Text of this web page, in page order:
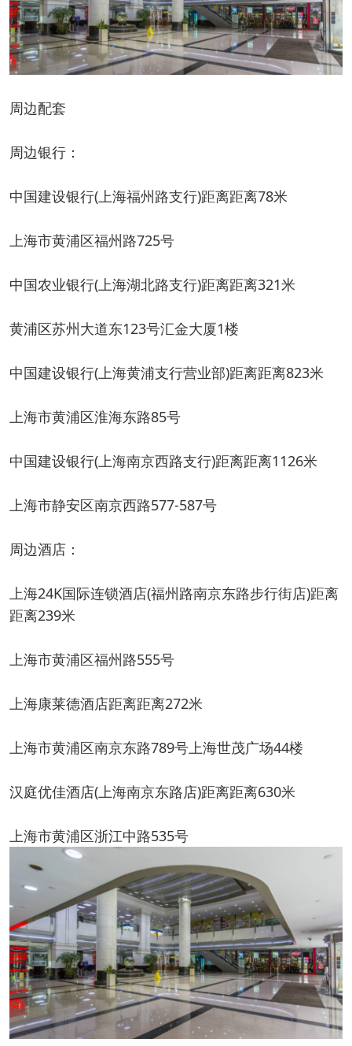
周边配套
周边银行：
中国建设银行(上海福州路支行)距离距离78米
上海市黄浦区福州路725号
中国农业银行(上海湖北路支行)距离距离321米
黄浦区苏州大道东123号汇金大厦1楼
中国建设银行(上海黄浦支行营业部)距离距离823米
上海市黄浦区淮海东路85号
中国建设银行(上海南京西路支行)距离距离1126米
上海市静安区南京西路577-587号
周边酒店：
上海24K国际连锁酒店(福州路南京东路步行街店)距离
距离239米
上海市黄浦区福州路555号
上海康莱德酒店距离距离272米
上海市黄浦区南京东路789号上海世茂广场44楼
汉庭优佳酒店(上海南京东路店)距离距离630米
上海市黄浦区浙江中路535号